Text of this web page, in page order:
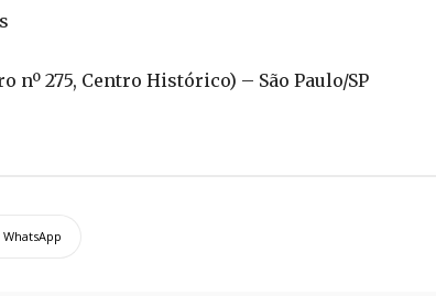
nº 275, Centro Histórico) – São Paulo/SP
WhatsApp